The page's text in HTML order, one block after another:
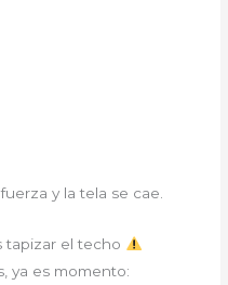
y la tela se cae.
tapizar el techo
ya es momento: